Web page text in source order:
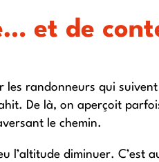
et de
les randonneurs qui
De là, on aperçoit
le chemin.
l’altitude diminuer.